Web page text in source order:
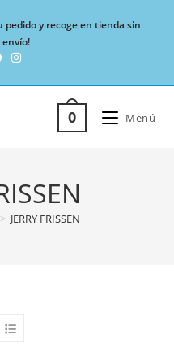
pedido y recoge en tienda sin
envío!
0 Menú
> JERRY FRISSEN